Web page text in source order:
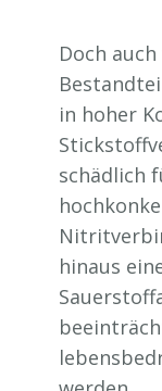
Doch
in hoher
schädlich
hinaus